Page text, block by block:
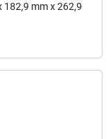
182,9 mm x 262,9